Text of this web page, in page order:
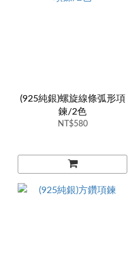
(925純銀)螺旋線條弧形項
鍊/2色
NT$580